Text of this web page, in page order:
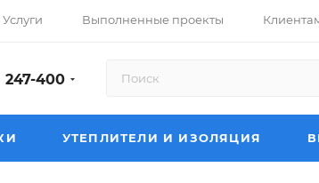
Услуги Выполненные проекты
247-400
УТЕПЛИТЕЛИ И ИЗОЛЯЦИЯ